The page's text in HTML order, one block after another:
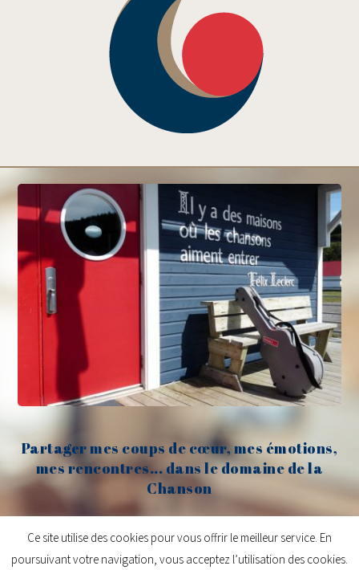
Partager mes coups de cœur, mes émotions,
mes rencontres... dans le domaine de la
Chanson
Claude Fèvre
Ce site utilise des cookies pour vous offrir le meilleur service. En
poursuivant votre navigation, vous acceptez l’utilisation des cookies.